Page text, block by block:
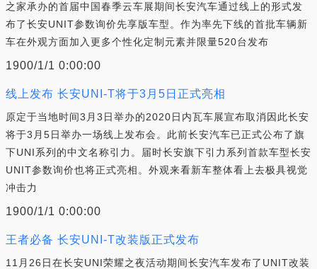
之家承办的首届中国春季云车展期间长安汽车通过线上的形式发
布了长安UNIT参数询价先享版车型。作为率先下线的首批车辆新
车在外观方面加入更多个性化定制元素并限量520台发布
1900/1/1 0:00:00
线上发布 长安UNI-T将于3月5日正式亮相
原定于当地时间3月3日举办的2020日内瓦车展宣布取消因此长安
将于3月5日举办一场线上发布会。此前长安汽车已正式公布了旗
下UNI系列的中文名称引力。届时长安旗下引力系列首款车型长安
UNIT参数询价也将正式亮相。外观来看新车整体看上去极具视觉
冲击力
1900/1/1 0:00:00
王者必备 长安UNI-T改装版正式发布
11月26日在长安UNI荣耀之夜活动期间长安汽车发布了UNIT改装